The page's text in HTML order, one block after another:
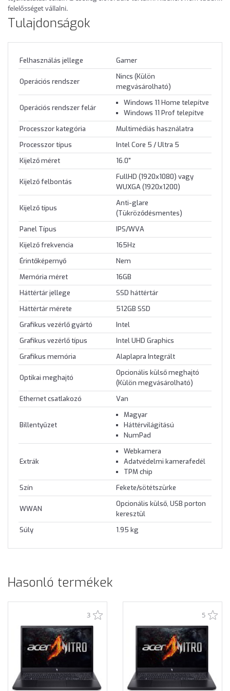
felelősséget vállalni.
Tulajdonságok
Felhasználás jellege Gamer
Operációs rendszer
Nincs (Külön
megvásárolható)
Operációs rendszer felár
Windows 11 Home telepítve
Windows 11 Prof telepítve
Processzor kategória
Multimédiás használatra
Processzor típus
Intel Core 5 / Ultra 5
Kijelző méret
16.0"
Kijelző felbontás
FullHD (1920x1080) vagy
WUXGA (1920x1200)
Kijelző típus
Anti-glare
(Tükröződésmentes)
Panel Típus
IPS/WVA
Kijelző frekvencia
165Hz
Érintőképernyő
Nem
Memória méret
16GB
Háttértár jellege
SSD háttértár
Háttértár mérete
512GB SSD
Grafikus vezérlő gyártó
Intel
Grafikus vezérlő típus
Intel UHD Graphics
Grafikus memória
Alaplapra Integrált
Optikai meghajtó
Opcionális külső meghajtó
(Külön megvásárolható)
Ethernet csatlakozó
Van
Billentyűzet
Magyar
Háttérvilágítású
NumPad
Extrák
Webkamera
Adatvédelmi kamerafedél
TPM chip
Szín
Fekete/sötétszürke
WWAN
Opcionális külső, USB porton
keresztül
Súly
1.95 kg
Hasonló termékek
3 5